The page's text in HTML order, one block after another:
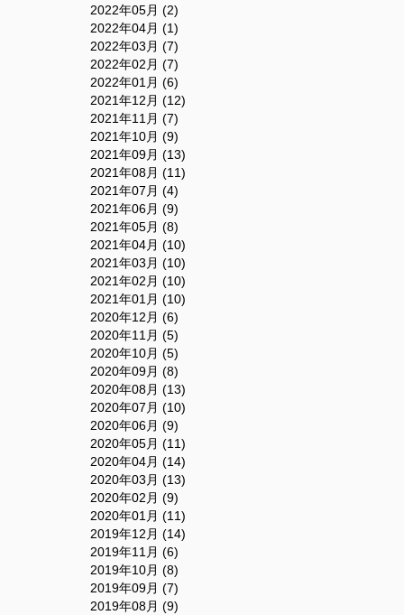
2022年05月 (2)
2022年04月 (1)
2022年03月 (7)
2022年02月 (7)
2022年01月 (6)
2021年12月 (12)
2021年11月 (7)
2021年10月 (9)
2021年09月 (13)
2021年08月 (11)
2021年07月 (4)
2021年06月 (9)
2021年05月 (8)
2021年04月 (10)
2021年03月 (10)
2021年02月 (10)
2021年01月 (10)
2020年12月 (6)
2020年11月 (5)
2020年10月 (5)
2020年09月 (8)
2020年08月 (13)
2020年07月 (10)
2020年06月 (9)
2020年05月 (11)
2020年04月 (14)
2020年03月 (13)
2020年02月 (9)
2020年01月 (11)
2019年12月 (14)
2019年11月 (6)
2019年10月 (8)
2019年09月 (7)
2019年08月 (9)